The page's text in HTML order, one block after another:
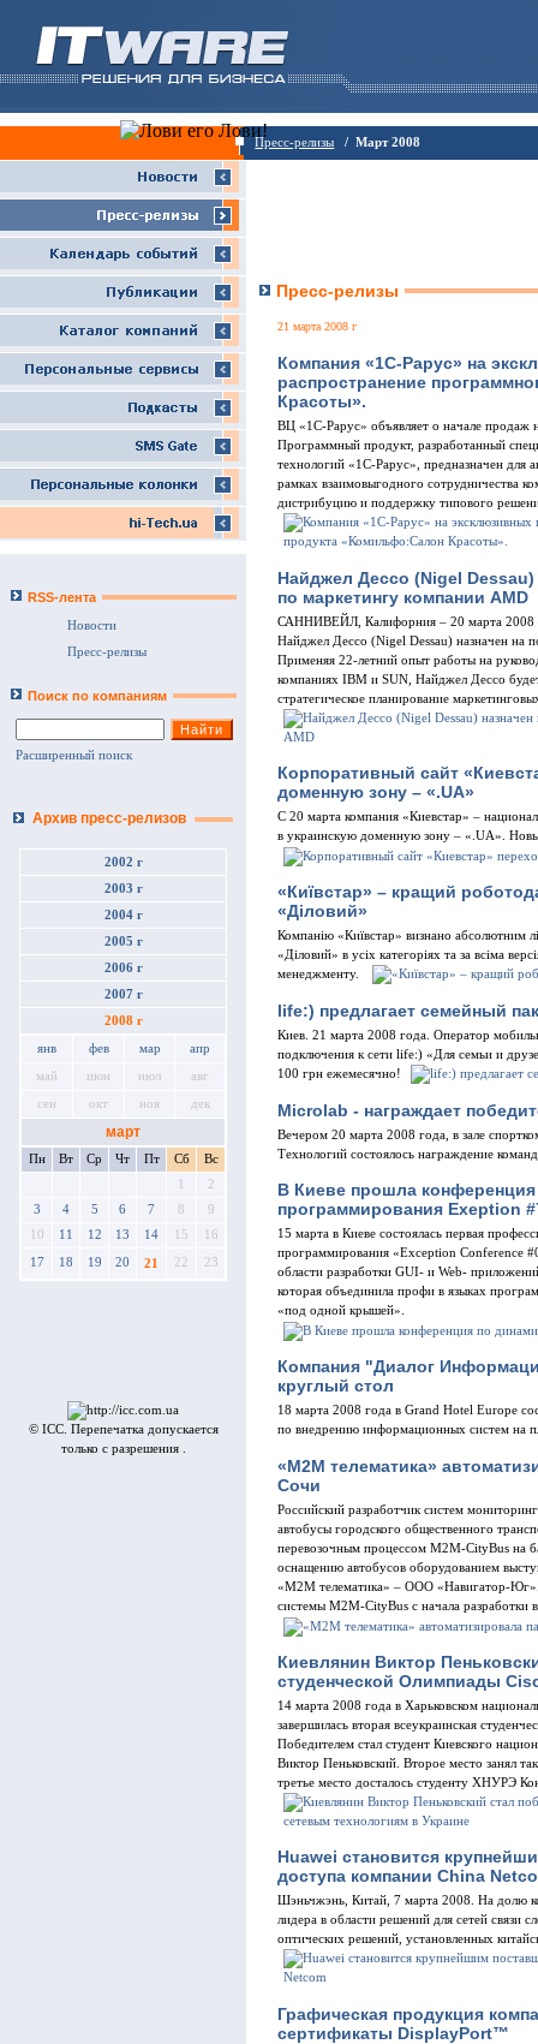
Пресс-релизы / Март 2008
RSS-лента
Новости
Пресс-релизы
Поиск по компаниям
Расширенный поиск
Архив пресс-релизов
2002 г
2003 г
2004 г
2005 г
2006 г
2007 г
2008 г
янв фев мар апр
май июн июл авг
сен окт ноя дек
март
Пн Вт Ср Чт Пт Сб
Вс
1
2
3
4 5 6 7 8
9
10
11 12 13 14 15 16
17 18 19 20 21 22 23
© ICC. Перепечатка допускается
только с разрешения .
Пресс-релизы
21 марта 2008 г
Компания «1С-Рарус» на
распространение
Красоты».
ВЦ «1С-Рарус» объявляет о начале продаж
Программный продукт, разработанный
технологий «1С-Рарус», предназначен для
рамках взаимовыгодного сотрудничества
дистрибуцию и поддержку типового
Найджел Дессо (Nigel Dessau)
по маркетингу компании AMD
САННИВЕЙЛ, Калифорния – 20 марта 2008
Найджел Дессо (Nigel Dessau) назначен на
Применяя 22-летний опыт работы на
компаниях IBM и SUN, Найджел Дессо
стратегическое планирование
Корпоративный сайт
доменную зону – «.UA»
С 20 марта компания «Киевстар» –
в украинскую доменную зону – «.UA».
«Київстар» – кращий
«Діловий»
Компанію «Київстар» визнано абсолютним
«Діловий» в усіх категоріях та за всіма
менеджменту.
life:) предлагает семейный
Киев. 21 марта 2008 года. Оператор
подключения к сети life:) «Для семьи и
100 грн ежемесячно!
Microlab - награждает
Вечером 20 марта 2008 года, в зале
Технологий состоялось награждение
В Киеве прошла
программирования Exeption
15 марта в Киеве состоялась первая
программирования «Exception Conference
области разработки GUI- и Web-
которая объединила профи в языках
«под одной крышей».
Компания "Диалог
круглый стол
18 марта 2008 года в Grand Hotel Europe
по внедрению информационных систем на
«М2М телематика»
Сочи
Российский разработчик систем
автобусы городского общественного
перевозочным процессом М2М-CityBus на
оснащению автобусов оборудованием
«М2М телематика» – ООО «Навигатор-
системы М2М-CityBus с начала разработки
Киевлянин Виктор
студенческой Олимпиады
14 марта 2008 года в Харьковском
завершилась вторая всеукраинская
Победителем стал студент Киевского
Виктор Пеньковский. Второе место занял
третье место досталось студенту ХНУРЭ
Huawei становится
доступа компании China
Шэньчжэнь, Китай, 7 марта 2008. На долю
лидера в области решений для сетей связи
оптических решений, установленных
Графическая продукция
сертификаты DisplayPort™